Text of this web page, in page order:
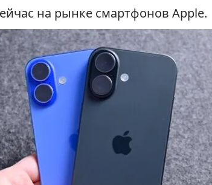
на рынке смартфонов Apple.